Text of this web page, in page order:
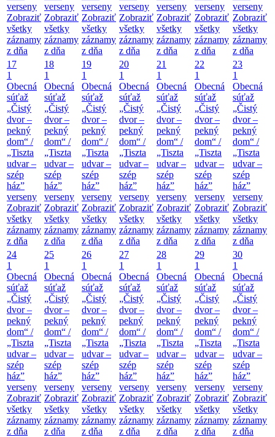
verseny
Zobraziť
všetky
záznamy
z dňa
verseny
Zobraziť
všetky
záznamy
z dňa
verseny
Zobraziť
všetky
záznamy
z dňa
verseny
Zobraziť
všetky
záznamy
z dňa
verseny
Zobraziť
všetky
záznamy
z dňa
verseny
Zobraziť
všetky
záznamy
z dňa
verseny
Zobraziť
všetky
záznamy
z dňa
17
1
Obecná
súťaž
„Čistý
dvor –
pekný
dom“ /
„Tiszta
udvar –
szép
ház”
verseny
Zobraziť
všetky
záznamy
z dňa
18
1
Obecná
súťaž
„Čistý
dvor –
pekný
dom“ /
„Tiszta
udvar –
szép
ház”
verseny
Zobraziť
všetky
záznamy
z dňa
19
1
Obecná
súťaž
„Čistý
dvor –
pekný
dom“ /
„Tiszta
udvar –
szép
ház”
verseny
Zobraziť
všetky
záznamy
z dňa
20
1
Obecná
súťaž
„Čistý
dvor –
pekný
dom“ /
„Tiszta
udvar –
szép
ház”
verseny
Zobraziť
všetky
záznamy
z dňa
21
1
Obecná
súťaž
„Čistý
dvor –
pekný
dom“ /
„Tiszta
udvar –
szép
ház”
verseny
Zobraziť
všetky
záznamy
z dňa
22
1
Obecná
súťaž
„Čistý
dvor –
pekný
dom“ /
„Tiszta
udvar –
szép
ház”
verseny
Zobraziť
všetky
záznamy
z dňa
23
1
Obecná
súťaž
„Čistý
dvor –
pekný
dom“ /
„Tiszta
udvar –
szép
ház”
verseny
Zobraziť
všetky
záznamy
z dňa
24
1
Obecná
súťaž
„Čistý
dvor –
pekný
dom“ /
„Tiszta
udvar –
szép
ház”
verseny
Zobraziť
všetky
záznamy
z dňa
25
1
Obecná
súťaž
„Čistý
dvor –
pekný
dom“ /
„Tiszta
udvar –
szép
ház”
verseny
Zobraziť
všetky
záznamy
z dňa
26
1
Obecná
súťaž
„Čistý
dvor –
pekný
dom“ /
„Tiszta
udvar –
szép
ház”
verseny
Zobraziť
všetky
záznamy
z dňa
27
1
Obecná
súťaž
„Čistý
dvor –
pekný
dom“ /
„Tiszta
udvar –
szép
ház”
verseny
Zobraziť
všetky
záznamy
z dňa
28
1
Obecná
súťaž
„Čistý
dvor –
pekný
dom“ /
„Tiszta
udvar –
szép
ház”
verseny
Zobraziť
všetky
záznamy
z dňa
29
1
Obecná
súťaž
„Čistý
dvor –
pekný
dom“ /
„Tiszta
udvar –
szép
ház”
verseny
Zobraziť
všetky
záznamy
z dňa
30
1
Obecná
súťaž
„Čistý
dvor –
pekný
dom“ /
„Tiszta
udvar –
szép
ház”
verseny
Zobraziť
všetky
záznamy
z dňa